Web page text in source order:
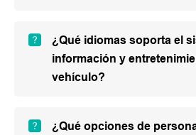
¿Qué idiomas soporta el
información y
vehículo?
¿Qué opciones de